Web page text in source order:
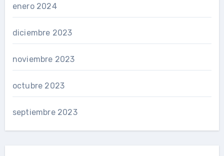
enero 2024
diciembre 2023
noviembre 2023
octubre 2023
septiembre 2023